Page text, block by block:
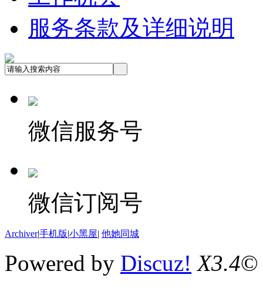
服务条款及详细说明
微信服务号
微信订阅号
Archiver|手机版|小黑屋| 他她同城
Powered by Discuz! X3.4©